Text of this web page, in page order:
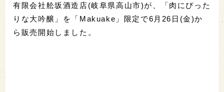
有限会社舩坂酒造店(岐阜県高山市)が、「肉にぴった
りな大吟醸」を「Makuake」限定で6月26日(金)か
ら販売開始しました。